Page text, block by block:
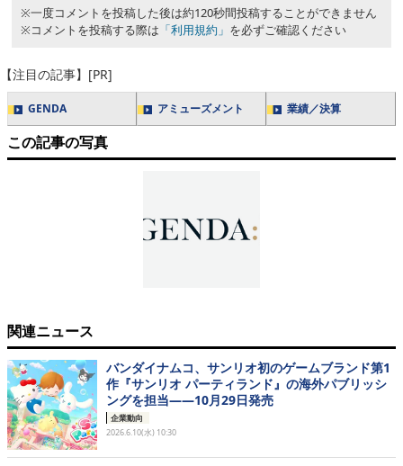
※一度コメントを投稿した後は約120秒間投稿することができません
※コメントを投稿する際は 「利用規約」 を必ずご確認ください
【注目の記事】[PR]
GENDA アミューズメント 業績／決算
この記事の写真
関連ニュース
バンダイナムコ、サンリオ初のゲームブランド第1
作『サンリオ パーティランド』の海外パブリッシ
ングを担当——10月29日発売
企業動向
2026.6.10(水) 10:30